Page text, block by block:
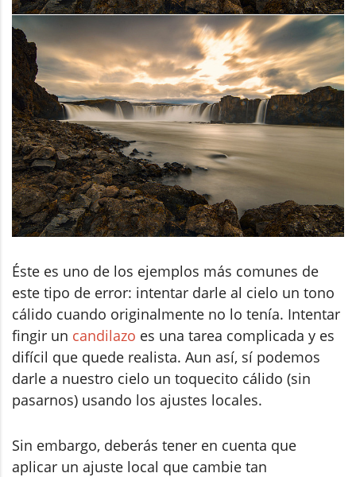
Éste es uno de los ejemplos más comunes de
este tipo de error: intentar darle al cielo un tono
cálido cuando originalmente no lo tenía. Intentar
fingir un candilazo es una tarea complicada y es
difícil que quede realista. Aun así, sí podemos
darle a nuestro cielo un toquecito cálido (sin
pasarnos) usando los ajustes locales.
Sin embargo, deberás tener en cuenta que
aplicar un ajuste local que cambie tan